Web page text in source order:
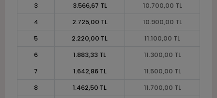
3
3.566,67 TL
10.700,00 TL
4
2.725,00 TL
10.900,00 TL
5
2.220,00 TL
11.100,00 TL
6
1.883,33 TL
11.300,00 TL
7
1.642,86 TL
11.500,00 TL
8
1.462,50 TL
11.700,00 TL